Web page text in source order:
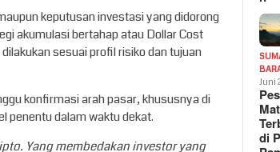
keputusan investasi yang didorong
akumulasi bertahap atau Dollar Cost
sesuai profil risiko dan tujuan
konfirmasi arah pasar, khususnya di
penentu dalam waktu dekat.
Yang membedakan investor yang
Juni
di